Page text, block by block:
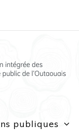
publiques